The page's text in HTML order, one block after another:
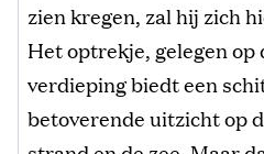
zien kregen, zal hij zich
Het optrekje, gelegen op
verdieping biedt een
betoverende uitzicht op